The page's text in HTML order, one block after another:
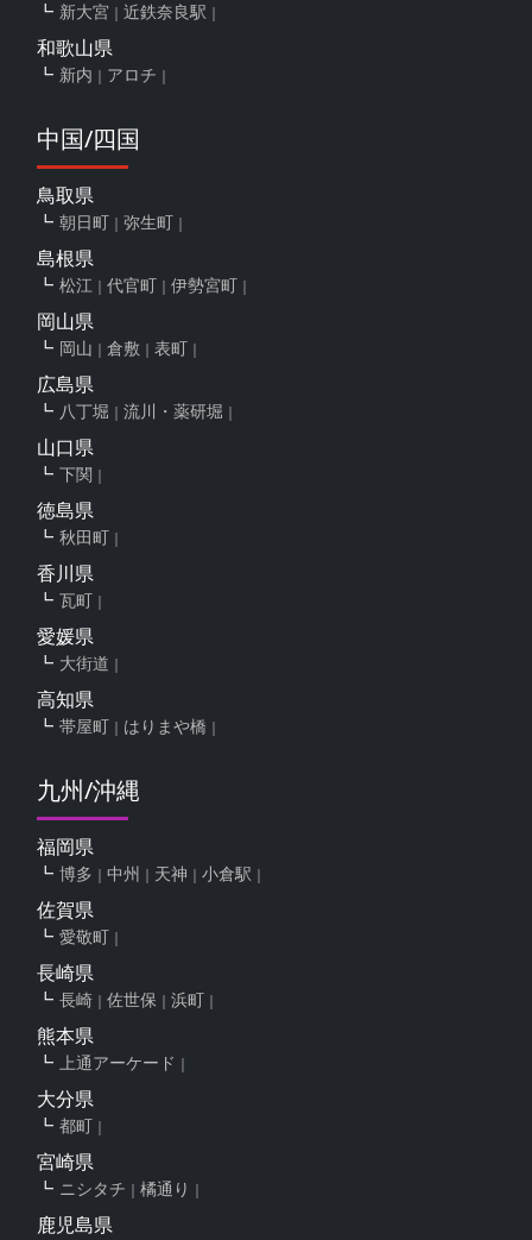
新大宮 近鉄奈良駅
和歌山県
新内 アロチ
中国/四国
鳥取県
朝日町 弥生町
島根県
松江 代官町 伊勢宮町
岡山県
岡山 倉敷 表町
広島県
八丁堀 流川・薬研堀
山口県
下関
徳島県
秋田町
香川県
瓦町
愛媛県
大街道
高知県
帯屋町 はりまや橋
九州/沖縄
福岡県
博多 中州 天神 小倉駅
佐賀県
愛敬町
長崎県
長崎 佐世保 浜町
熊本県
上通アーケード
大分県
都町
宮崎県
ニシタチ 橘通り
鹿児島県